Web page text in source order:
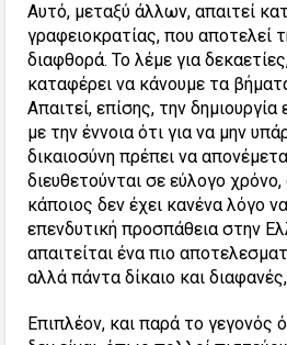
Αυτό, μεταξύ άλλων, απαιτεί
γραφειοκρατίας, που αποτελεί
διαφθορά. Το λέμε για
καταφέρει να κάνουμε τα
Απαιτεί, επίσης, την
με την έννοια ότι για να μην
δικαιοσύνη πρέπει να
διευθετούνται σε εύλογο χρόνο,
κάποιος δεν έχει κανένα λόγο
επενδυτική προσπάθεια στην
απαιτείται ένα πιο
αλλά πάντα δίκαιο και
Επιπλέον, και παρά το γεγονός